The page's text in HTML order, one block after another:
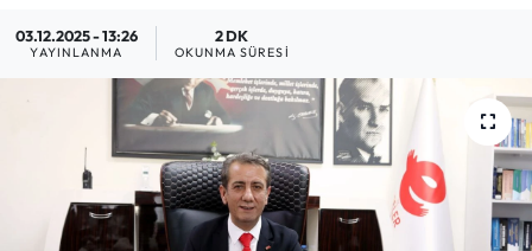
03.12.2025 - 13:26
YAYINLANMA
2 DK
OKUNMA SÜRESI